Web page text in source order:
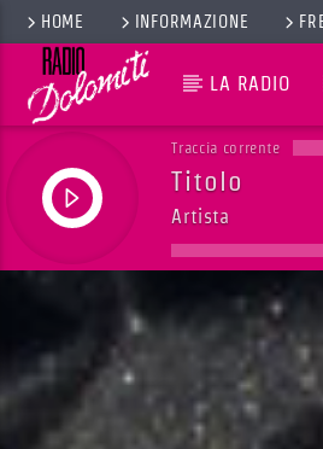
HOME INFORMAZIONE
LA RADIO
Traccia corrente
Titolo
Artista